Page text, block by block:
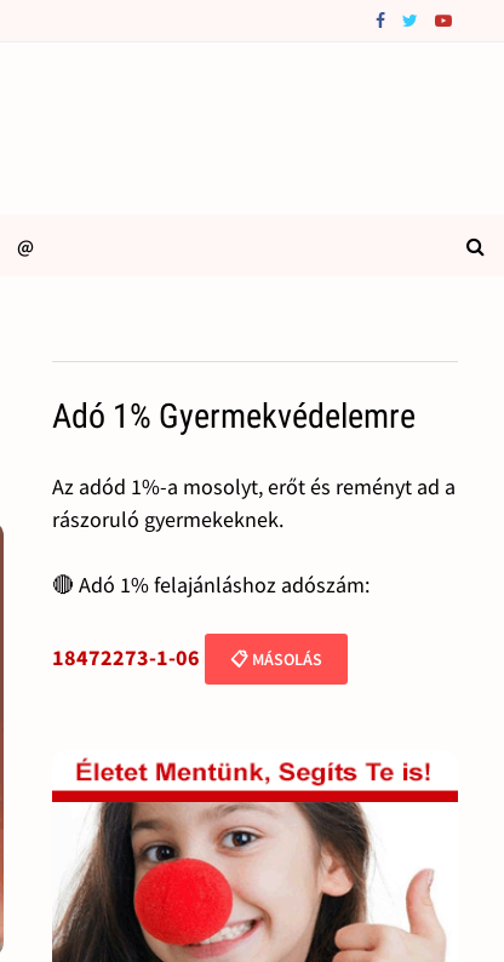
@
Adó 1% Gyermekvédelemre
Az adód 1%-a mosolyt, erőt és reményt ad a
rászoruló gyermekeknek.
🔴 Adó 1% felajánláshoz adószám:
18472273-1-06 📋 MÁSOLÁS